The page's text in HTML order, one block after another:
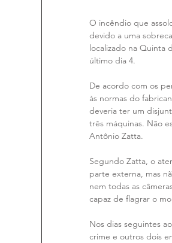
O incêndio que
devido a uma
localizado na Quinta
último dia 4.
De acordo com os
às normas do
deveria ter um
três máquinas. Não
Antônio Zatta.
Segundo Zatta, o
parte externa, mas
nem todas as
capaz de flagrar o
Nos dias seguintes
crime e outros dois